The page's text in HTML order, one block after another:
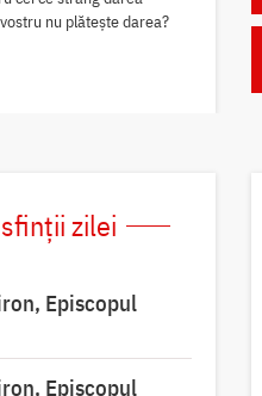
nu plătește darea?
zilei
Episcopul
Episcopul